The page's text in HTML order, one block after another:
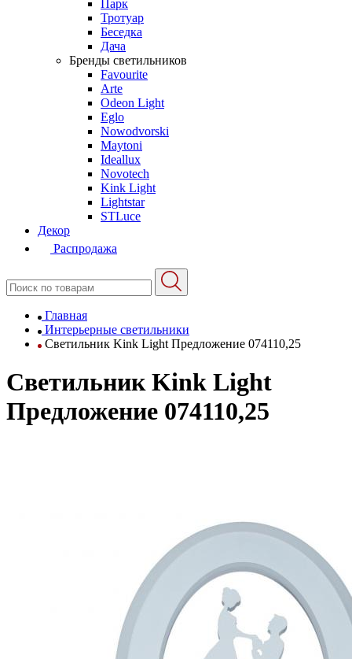
Парк
Тротуар
Беседка
Дача
Бренды светильников
Favourite
Arte
Odeon Light
Eglo
Nowodvorski
Maytoni
Ideallux
Novotech
Kink Light
Lightstar
STLuce
Декор
Распродажа
Главная
Интерьерные светильники
Светильник Kink Light Предложение 074110,25
Светильник Kink Light
Предложение 074110,25